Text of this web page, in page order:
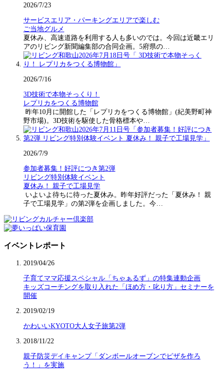
2026/7/23
サービスエリア・パーキングエリアで楽しむ
ご当地グルメ
夏休み、高速道路を利用する人も多いのでは。今回は近畿エリ
アのリビング新聞編集部の合同企画。5府県の…
2026/7/16
3D技術で本物そっくり！
レプリカをつくる博物館
昨年10月に開館した「レプリカをつくる博物館」(紀美野町神
野市場)。3D技術を駆使した骨格標本や…
2026/7/9
参加者募集！好評につき第2弾
リビング特別体験イベント
夏休み！ 親子で工場見学
いよいよ待ちに待った夏休み。昨年好評だった「夏休み！ 親
子で工場見学」の第2弾を企画しました。今…
イベントレポート
2019/04/26
子育てママ応援スペシャル「ちゃぁるず」の特集連動企画
キッズコーチングを取り入れた「ほめ方・叱り方」セミナーを
開催
2019/02/19
かわいいKYOTO大人女子旅第2弾
2018/11/22
親子防災デイキャンプ「ダンボールオーブンでピザを作ろ
う！」を実施